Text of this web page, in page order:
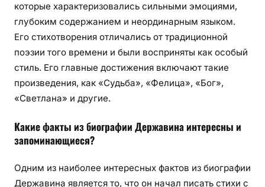
которые характеризовались сильными эмоциями,
глубоким содержанием и неординарным языком.
Его стихотворения отличались от традиционной
поэзии того времени и были восприняты как особый
стиль. Его главные достижения включают такие
произведения, как «Судьба», «Фелица», «Бог»,
«Светлана» и другие.
Какие факты из биографии Державина интересны и
запоминающиеся?
Одним из наиболее интересных фактов из биографии
Державина является то, что он начал писать стихи с